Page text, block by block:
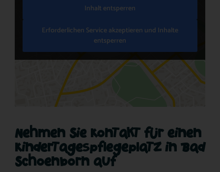
Inhalt entsperren
Erforderlichen Service akzeptieren und Inhalte
entsperren
Nehmen Sie Kontakt für einen
Kindertagespflegeplatz in Bad
Schoenborn auf